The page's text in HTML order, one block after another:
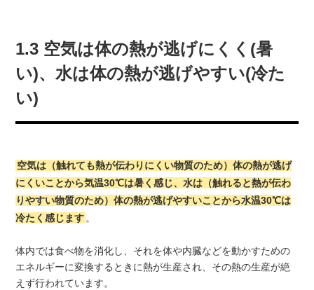
1.3 空気は体の熱が逃げにくく(暑
い)、水は体の熱が逃げやすい(冷た
い)
空気は（触れても熱が伝わりにくい物質のため）体の熱が逃げ
にくいことから気温30℃は暑く感じ、水は（触れると熱が伝わ
りやすい物質のため）体の熱が逃げやすいことから水温30℃は
冷たく感じます 。
体内では食べ物を消化し、それを体や内臓などを動かすための
エネルギーに変換するときに熱が生産され、その熱の生産が絶
えず行われています。